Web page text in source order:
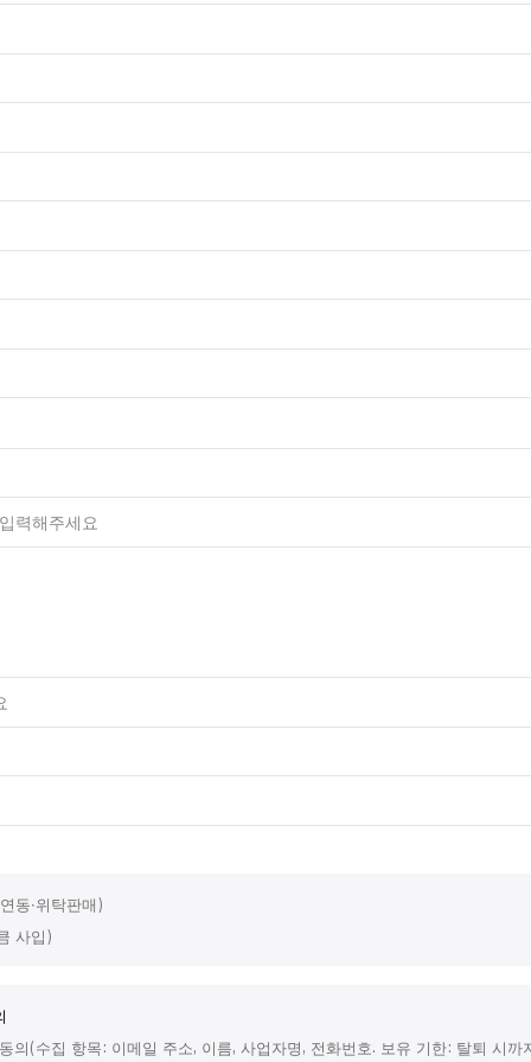
동·위탁판매)
사입)
의(수집 항목: 이메일 주소, 이름, 사업자명, 전화번호. 보유 기한: 탈퇴 시까